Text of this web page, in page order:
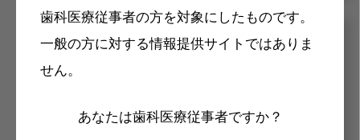
歯科医療従事者の方を対象にしたものです。
一般の方に対する情報提供サイトではありま
せん。
あなたは歯科医療従事者ですか？
メリット